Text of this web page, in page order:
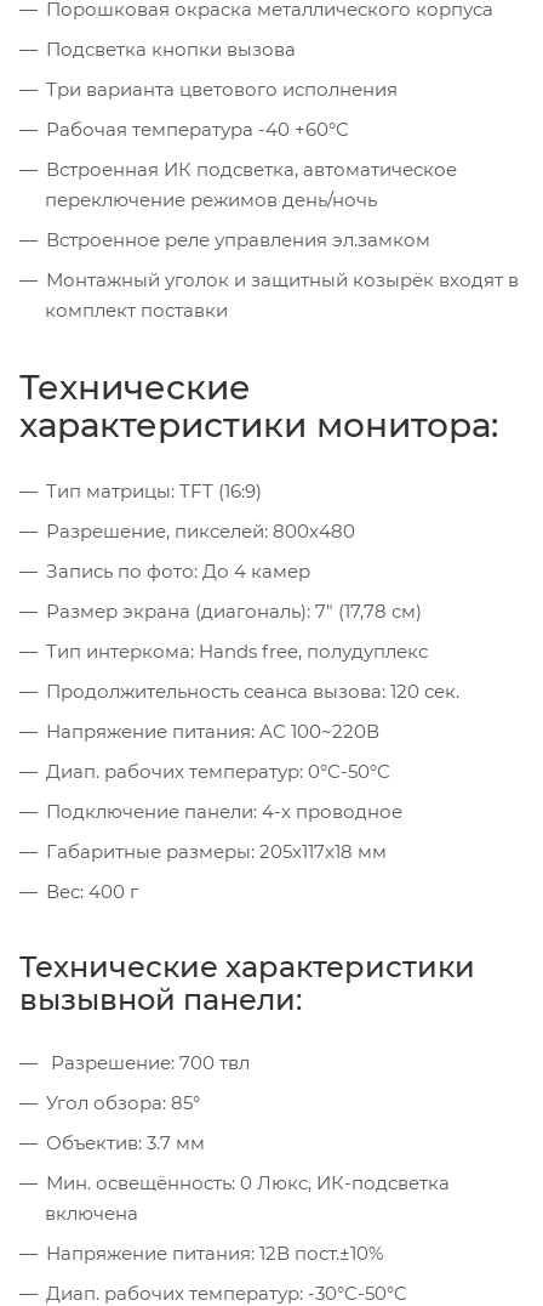
Порошковая окраска металлического корпуса
Подсветка кнопки вызова
Три варианта цветового исполнения
Рабочая температура -40 +60°С
Встроенная ИК подсветка, автоматическое
переключение режимов день/ночь
Встроенное реле управления эл.замком
Монтажный уголок и защитный козырёк входят в
комплект поставки
Технические
характеристики монитора:
Тип матрицы: TFT (16:9)
Разрешение, пикселей: 800x480
Запись по фото: До 4 камер
Размер экрана (диагональ): 7" (17,78 см)
Тип интеркома: Hands free, полудуплекс
Продолжительность сеанса вызова: 120 сек.
Напряжение питания: AC 100~220В
Диап. рабочих температур: 0°C-50°C
Подключение панели: 4-х проводное
Габаритные размеры: 205x117x18 мм
Вес: 400 г
Технические характеристики
вызывной панели:
Разрешение: 700 твл
Угол обзора: 85°
Объектив: 3.7 мм
Мин. освещённость: 0 Люкс, ИК-подсветка
включена
Напряжение питания: 12В пост.±10%
Диап. рабочих температур: -30°C-50°C